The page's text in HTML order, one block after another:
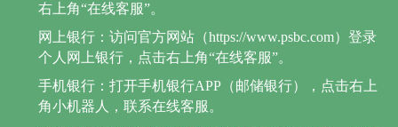
右上角“在线客服”。
网上银行：访问官方网站（https://www.psbc.com）登录
个人网上银行，点击右上角“在线客服”。
手机银行：打开手机银行APP（邮储银行），点击右上
角小机器人，联系在线客服。